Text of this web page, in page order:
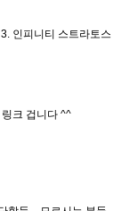
인피니티 스트라토스
크 겁니다 ^^